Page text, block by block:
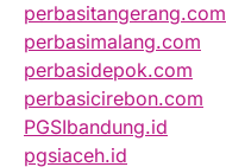
perbasitangerang.com
perbasimalang.com
perbasidepok.com
perbasicirebon.com
PGSIbandung.id
pgsiaceh.id